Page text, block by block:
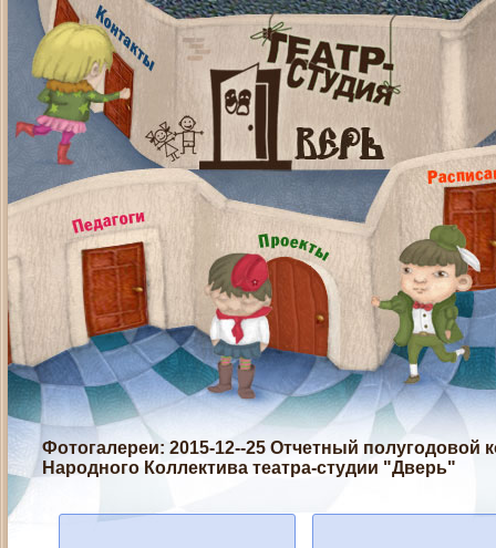
Фотогалереи: 2015-12--25 Отчетный полугодовой
Народного Коллектива театра-студии "Дверь"